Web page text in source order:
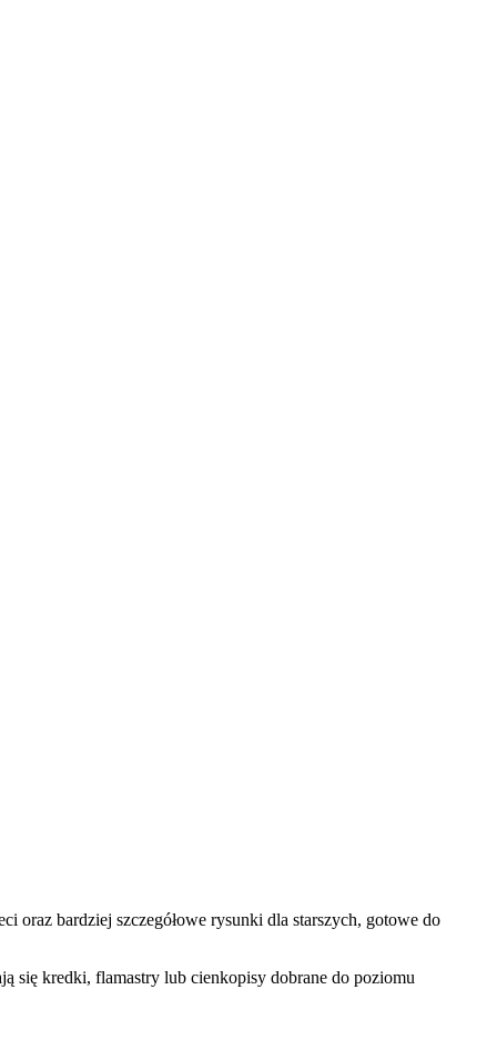
oraz bardziej szczegółowe rysunki dla starszych, gotowe do
się kredki, flamastry lub cienkopisy dobrane do poziomu